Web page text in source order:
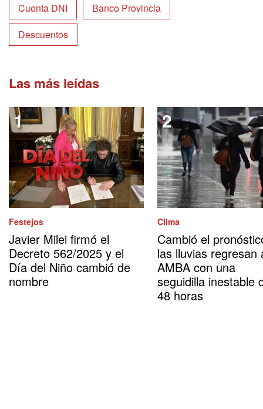
Cuenta DNI
Banco Provincia
Descuentos
Las más leídas
Festejos
Javier Milei firmó el
Decreto 562/2025 y el
Día del Niño cambió de
nombre
Clima
Cambió el
las lluvias regresan
AMBA con una
seguidilla inestable
48 horas